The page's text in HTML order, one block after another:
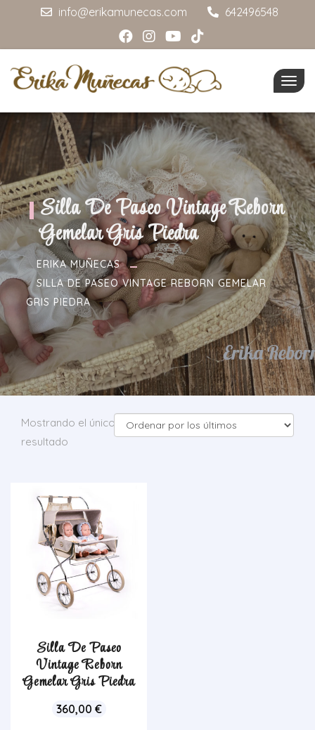
info@erikamunecas.com 642496548
Silla De Paseo Vintage Reborn
Gemelar Gris Piedra
ERIKA MUÑECAS
SILLA DE PASEO VINTAGE REBORN GEMELAR
GRIS PIEDRA
Mostrando el único
resultado
Silla De Paseo
Vintage Reborn
Gemelar Gris Piedra
360,00 €